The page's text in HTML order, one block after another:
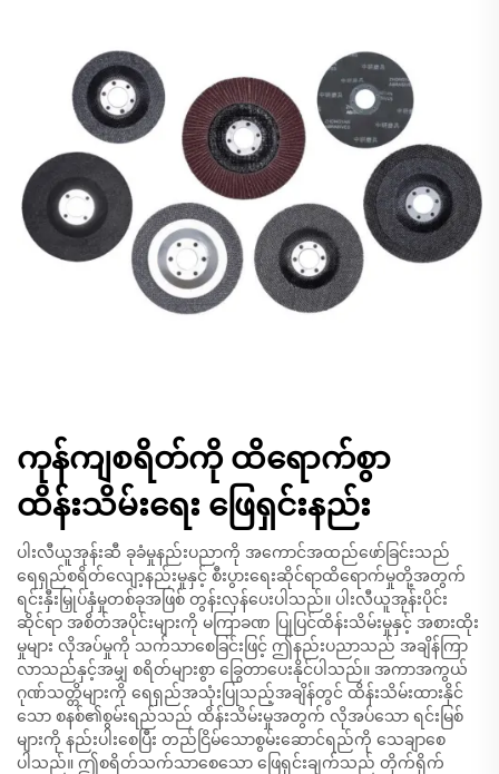
ကုန်ကျစရိတ်ကို ထိရောက်စွာ
ထိန်းသိမ်းရေး ဖြေရှင်းနည်း
ပါးလီယူအုန်းဆီ ခုခံမှုနည်းပညာကို အကောင်အထည်ဖော်ခြင်းသည်
ရေရှည်စရိတ်လျော့နည်းမှုနှင့် စီးပွားရေးဆိုင်ရာထိရောက်မှုတို့အတွက်
ရင်းနှီးမြှုပ်နှံမှုတစ်ခုအဖြစ် တွန်းလှန်ပေးပါသည်။ ပါးလီယူအုန်းပိုင်း
ဆိုင်ရာ အစိတ်အပိုင်းများကို မကြာခဏ ပြုပြင်ထိန်းသိမ်းမှုနှင့် အစားထိုး
မှုများ လိုအပ်မှုကို သက်သာစေခြင်းဖြင့် ဤနည်းပညာသည် အချိန်ကြာ
လာသည်နှင့်အမျှ စရိတ်များစွာ ခြွေတာပေးနိုင်ပါသည်။ အကာအကွယ်
ဂုဏ်သတ္တိများကို ရေရှည်အသုံးပြုသည့်အချိန်တွင် ထိန်းသိမ်းထားနိုင်
သော စနစ်၏စွမ်းရည်သည် ထိန်းသိမ်းမှုအတွက် လိုအပ်သော ရင်းမြစ်
များကို နည်းပါးစေပြီး တည်ငြိမ်သောစွမ်းဆောင်ရည်ကို သေချာစေ
ပါသည်။ ဤစရိတ်သက်သာစေသော ဖြေရှင်းချက်သည် တိုက်ရိုက်